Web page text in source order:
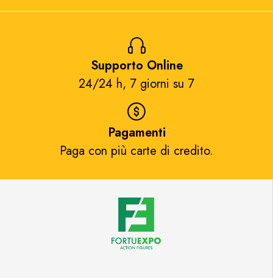
Supporto Online
24/24 h, 7 giorni su 7​
Pagamenti
Paga con più carte di credito.​